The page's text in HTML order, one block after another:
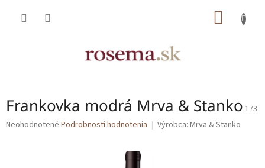
Frankovka modrá Mrva & Stanko 173
Priemerné
Neohodnotené Podrobnosti hodnotenia Výrobca: Mrva & Stanko